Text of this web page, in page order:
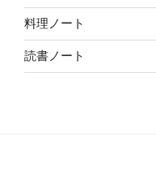
料理ノート
読書ノート